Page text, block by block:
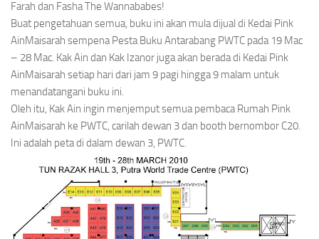
Farah dan FashaThe Wannababes!
Buat pengetahuan semua, buku ini akan mula dijual di Kedai Pink
AinMaisarah sempena Pesta Buku Antarabang PWTC pada 19 Mac
– 28 Mac. Kak Ain dan Kak Izanor juga akan berada di Kedai Pink
AinMaisarah setiap hari dari jam 9 pagi hingga 9 malam untuk
menandatangani buku ini.
Oleh itu, Kak Ain ingin menjemput semua pembaca Rumah Pink
AinMaisarah ke PWTC, carilah dewan 3 dan booth bernombor C20.
Ini adalah peta di dalam dewan 3, PWTC.